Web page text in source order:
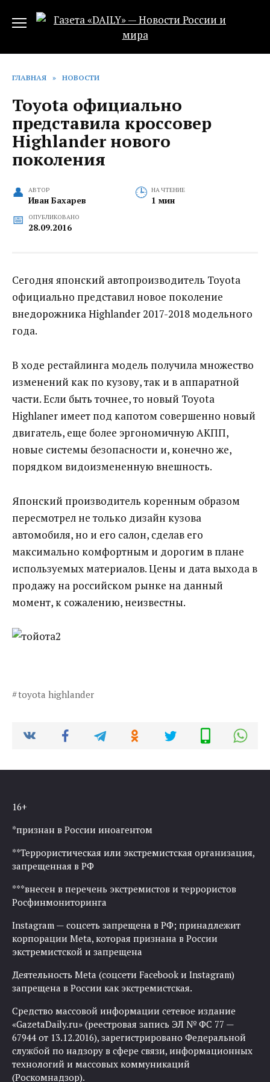
ГЛАВНАЯ » НОВОСТИ
Toyota официально
представила кроссовер
Highlander нового
поколения
АВТОР
Иван Бахарев
НА ЧТЕНИЕ
1 мин
ОПУБЛИКОВАНО
28.09.2016
Сегодня японский автопроизводитель Toyota
официально представил новое поколение
внедорожника Highlander 2017-2018 модельного
года.
В ходе рестайлинга модель получила множество
изменений как по кузову, так и в аппаратной
части. Если быть точнее, то новый Toyota
Highlaner имеет под капотом совершенно новый
двигатель, еще более эргономичную АКПП,
новые системы безопасности и, конечно же,
порядком видоизмененную внешность.
Японский производитель коренным образом
пересмотрел не только дизайн кузова
автомобиля, но и его салон, сделав его
максимально комфортным и дорогим в плане
используемых материалов. Цены и дата выхода в
продажу на российском рынке на данный
момент, к сожалению, неизвестны.
toyota highlander
16+
*признан в России иноагентом
**Террористическая или экстремистская организация,
запрещенная в РФ
***внесен в перечень экстремистов и террористов
Росфинмониторинга
Instagram — соцсеть запрещена в РФ; принадлежит
корпорации Meta, которая признана в России
экстремистской и запрещена
Деятельность Meta (соцсети Facebook и Instagram)
запрещена в России как экстремистская.
Средство массовой информации сетевое издание
«GazetaDaily.ru» (реестровая запись ЭЛ № ФС 77 —
67944 от 13.12.2016), зарегистрировано Федеральной
службой по надзору в сфере связи, информационных
технологий и массовых коммуникаций
(Роскомнадзор).